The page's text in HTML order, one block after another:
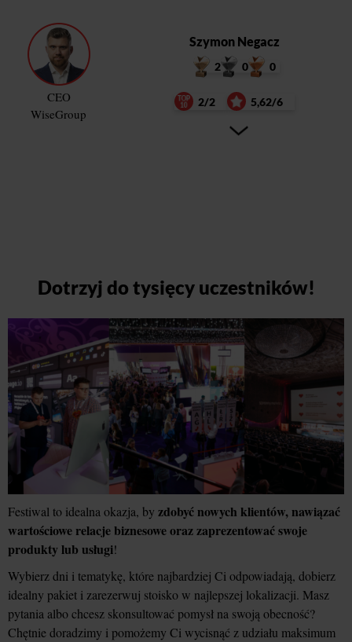
CEO
WiseGroup
Szymon Negacz
2 0 0
2/2 5,62/6
Dotrzyj do tysięcy uczestników!
Festiwal to idealna okazja, by zdobyć nowych klientów, nawiązać
wartościowe relacje biznesowe oraz zaprezentować swoje
produkty lub usługi!
Wybierz dni i tematykę, które najbardziej Ci odpowiadają, dobierz
idealny pakiet i zarezerwuj stoisko w najlepszej lokalizacji. Masz
pytania albo chcesz skonsultować pomysł na swoją obecność?
Chętnie doradzimy i pomożemy Ci wycisnąć z udziału maksimum